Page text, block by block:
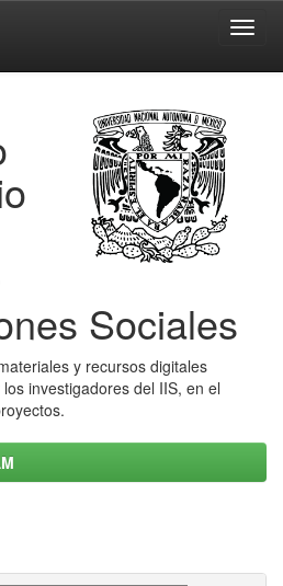
Sociales
y recursos digitales
investigadores del IIS, en el